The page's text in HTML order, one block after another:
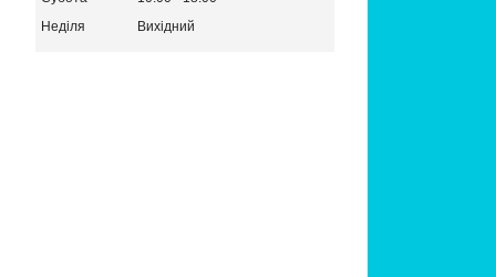
Неділя
Вихідний